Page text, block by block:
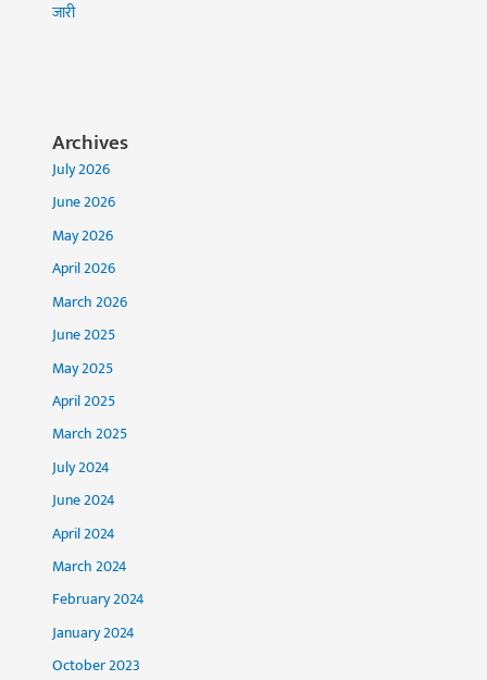
जारी
Archives
July 2026
June 2026
May 2026
April 2026
March 2026
June 2025
May 2025
April 2025
March 2025
July 2024
June 2024
April 2024
March 2024
February 2024
January 2024
October 2023